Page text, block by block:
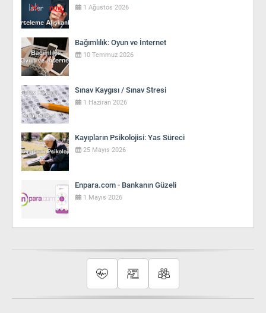
1 Ağustos 2026
Bağımlılık: Oyun ve İnternet
10 Temmuz 2026
Sınav Kaygısı / Sınav Stresi
1 Haziran 2026
Kayıpların Psikolojisi: Yas Süreci
25 Mayıs 2026
Enpara.com - Bankanın Güzeli
1 Mayıs 2026